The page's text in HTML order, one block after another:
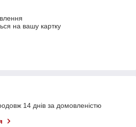
на вашу картку
14 днів за домовленістю